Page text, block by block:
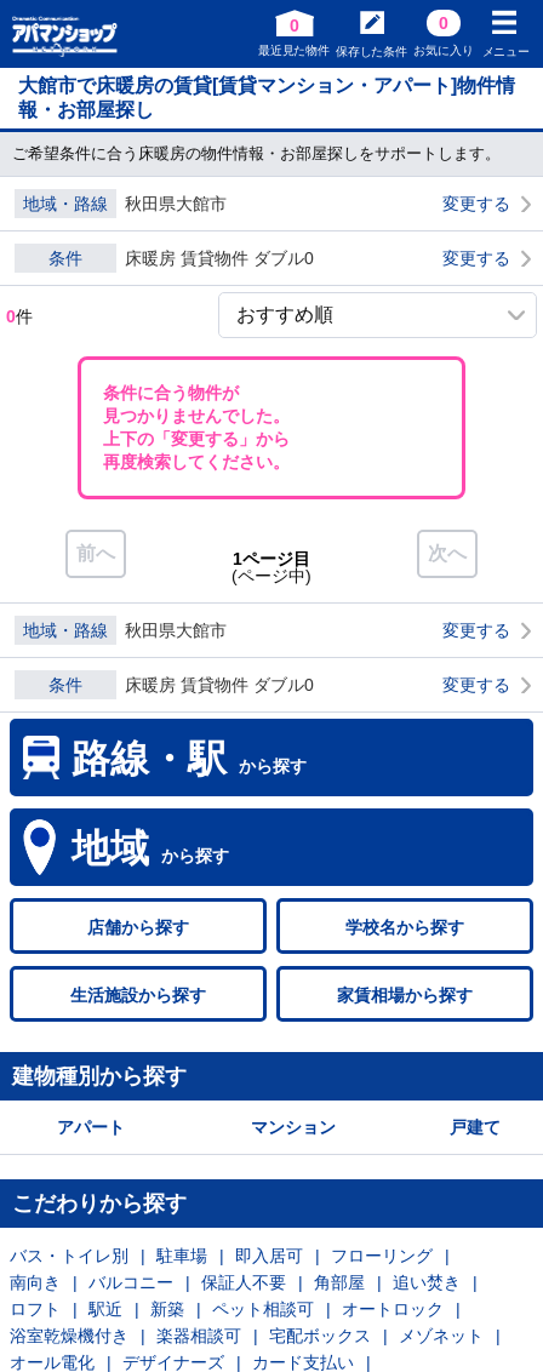
0
最近見た物件 保存した条件
0
お気に入り メニュー
大館市で床暖房の賃貸[賃貸マンション・アパート]物件情
報・お部屋探し
ご希望条件に合う床暖房の物件情報・お部屋探しをサポートします。
地域・路線 秋田県大館市 変更する
条件 床暖房 賃貸物件 ダブル0 変更する
0件
条件に合う物件が
見つかりませんでした。
上下の「変更する」から
再度検索してください。
前へ 次へ
1ページ目
(ページ中)
地域・路線 秋田県大館市 変更する
条件 床暖房 賃貸物件 ダブル0 変更する
路線・駅 から探す
地域 から探す
店舗から探す 学校名から探す
生活施設から探す 家賃相場から探す
建物種別から探す
アパート マンション 戸建て
こだわりから探す
バス・トイレ別 駐車場 即入居可
フローリング
南向き
バルコニー 保証人不要 角部屋
追い焚き
ロフト
駅近 新築 ペット相談可
オートロック
浴室乾燥機付き
楽器相談可 宅配ボックス
メゾネット
オール電化
デザイナーズ
カード支払い